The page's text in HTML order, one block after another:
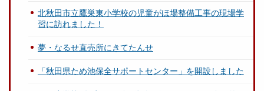
北秋田市立鷹巣東小学校の児童がほ場整備工事の現場学
習に訪れました！
夢・なるせ直売所にきてたんせ
「秋田県ため池保全サポートセンター」を開設しました